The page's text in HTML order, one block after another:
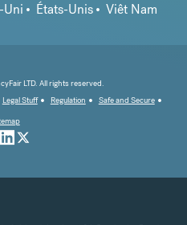
Uni États-Unis Viêt Nam
LTD. All rights reserved.
Legal Stuff Regulation
Safe and Secure